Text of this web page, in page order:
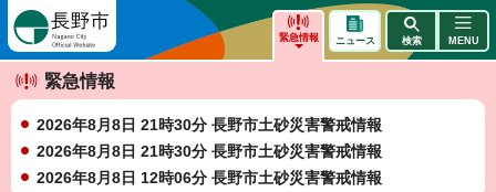
緊急情報
緊急情報
2026年8月8日 21時30分 長野市土砂災害警戒情報
2026年8月8日 21時30分 長野市土砂災害警戒情報
2026年8月8日 12時06分 長野市土砂災害警戒情報
ニュース 検索 MENU